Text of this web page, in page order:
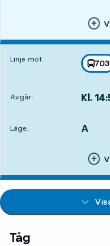
Linje mot: linje
703
mot
,
Avgår: Kl.
Läge:
LÄGE, A
,
Tåg